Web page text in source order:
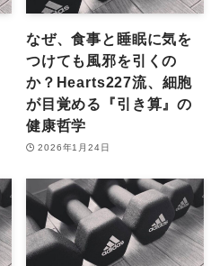
なぜ、食事と睡眠に気を
つけても風邪を引くの
か？Hearts227流、細胞
が目覚める『引き算』の
健康哲学
2026年1月24日